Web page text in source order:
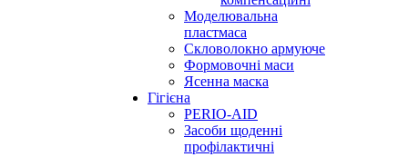
Моделювальна
пластмаса
Скловолокно армуюче
Формовочні маси
Ясенна маска
Гігієна
PERIO-AID
Засоби щоденні
профілактичні